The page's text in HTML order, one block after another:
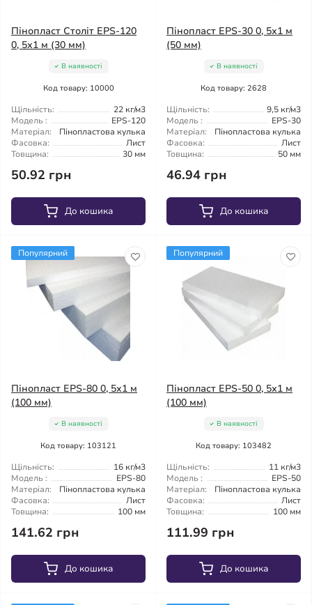
Пінопласт Століт EPS-120
0, 5х1 м (30 мм)
В наявності
Код товару: 10000
Щільність:
22 кг/м3
Модель :
EPS-120
Матеріал:
Пінопластова кулька
Фасовка:
Лист
Товщина:
30 мм
50.92 грн
До кошика
Пінопласт EPS-30 0, 5х1 м
(50 мм)
В наявності
Код товару: 2628
Щільність:
9,5 кг/м3
Модель :
EPS-30
Матеріал:
Пінопластова кулька
Фасовка:
Лист
Товщина:
50 мм
46.94 грн
До кошика
Популярний
Пінопласт EPS-80 0, 5х1 м
(100 мм)
В наявності
Код товару: 103121
Щільність:
16 кг/м3
Модель :
EPS-80
Матеріал:
Пінопластова кулька
Фасовка:
Лист
Товщина:
100 мм
141.62 грн
До кошика
Популярний
Пінопласт EPS-50 0, 5х1 м
(100 мм)
В наявності
Код товару: 103482
Щільність:
11 кг/м3
Модель :
EPS-50
Матеріал:
Пінопластова кулька
Фасовка:
Лист
Товщина:
100 мм
111.99 грн
До кошика